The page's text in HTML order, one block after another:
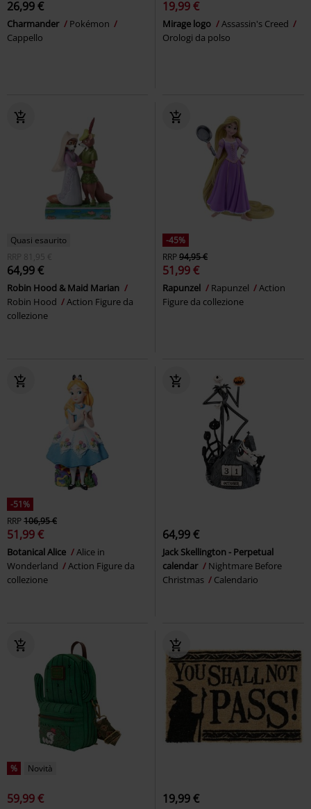
26,99 €
Charmander
Pokémon
Cappello
19,99 €
Mirage logo
Assassin's Creed
Orologi da polso
Quasi esaurito
RRP
81,95 €
64,99 €
Robin Hood & Maid Marian
Robin Hood
Action Figure da
collezione
-45%
RRP94,95 €
51,99 €
Rapunzel Rapunzel
Action
Figure da collezione
-51%
RRP106,95 €
51,99 €
Botanical Alice
Alice in
Wonderland
Action Figure da
collezione
64,99 €
Jack Skellington - Perpetual
calendar
Nightmare Before
Christmas
Calendario
% Novità
59,99 € 19,99 €